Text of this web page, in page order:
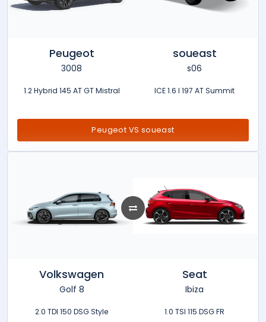
Peugeot
3008
1.2 Hybrid 145 AT GT Mistral
soueast
s06
ICE 1.6 l 197 AT Summit
Peugeot VS soueast
Volkswagen
Golf 8
2.0 TDI 150 DSG Style
Seat
Ibiza
1.0 TSI 115 DSG FR